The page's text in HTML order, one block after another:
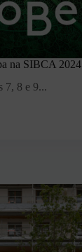
na SIBCA 2024
7, 8 e 9...